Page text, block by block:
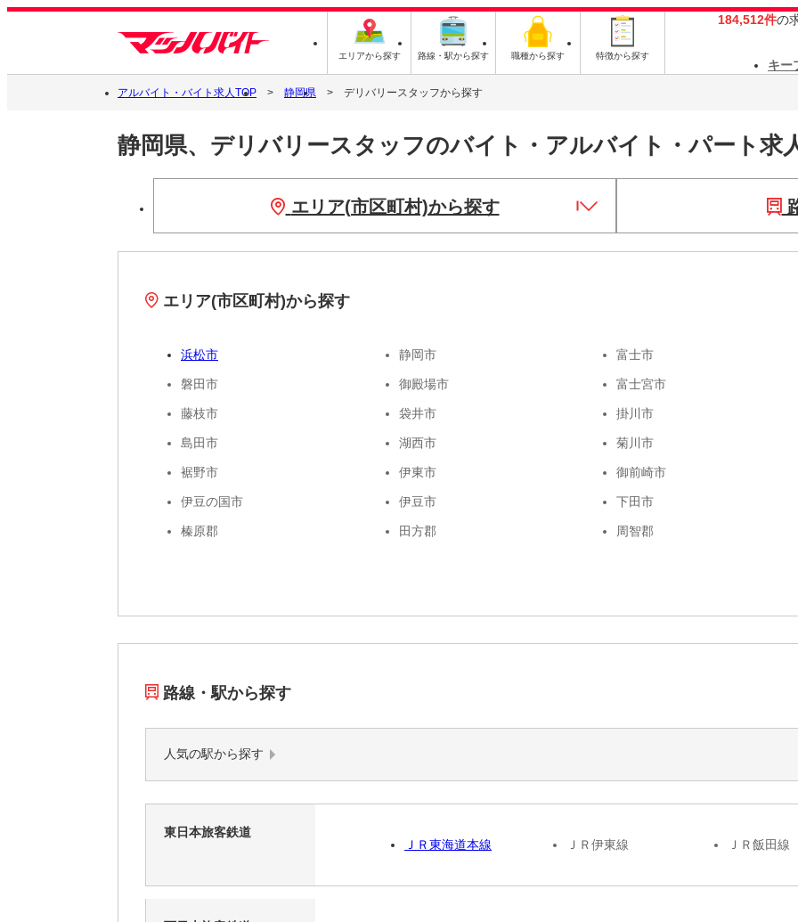
エリアから探す 路線・駅から探す 職種から探す 特徴から探す
184,512件の
キー
アルバイト・バイト求人TOP 静岡県 デリバリースタッフから探す
静岡県、デリバリースタッフのバイト・アルバイト・パート求
エリア(市区町村)から探す
エリア(市区町村)から探す
浜松市 静岡市 富士市
磐田市 御殿場市 富士宮市
藤枝市 袋井市 掛川市
島田市 湖西市 菊川市
裾野市 伊東市 御前崎市
伊豆の国市 伊豆市 下田市
榛原郡 田方郡 周智郡
路線・駅から探す
人気の駅から探す
東日本旅客鉄道
ＪＲ東海道本線
ＪＲ伊東線 ＪＲ飯田線